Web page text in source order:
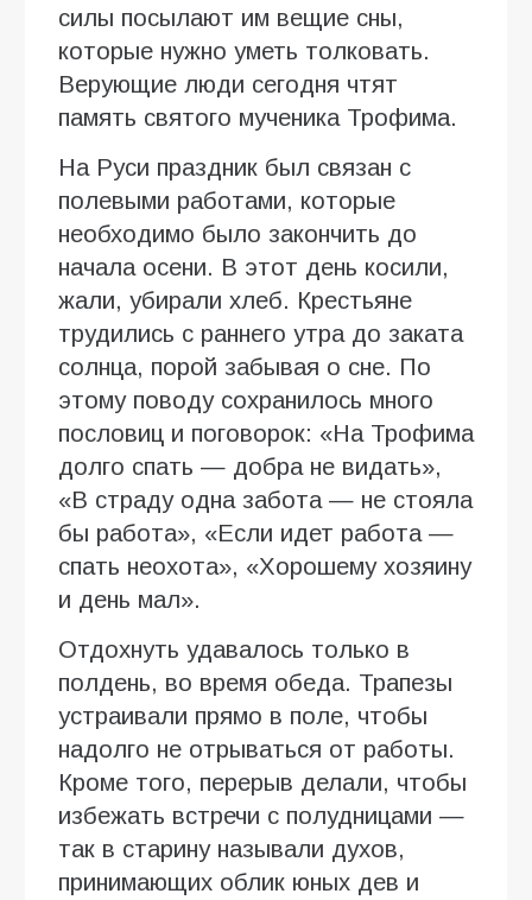
силы посылают им вещие сны,
которые нужно уметь толковать.
Верующие люди сегодня чтят
память святого мученика Трофима.
На Руси праздник был связан с
полевыми работами, которые
необходимо было закончить до
начала осени. В этот день косили,
жали, убирали хлеб. Крестьяне
трудились с раннего утра до заката
солнца, порой забывая о сне. По
этому поводу сохранилось много
пословиц и поговорок: «На Трофима
долго спать — добра не видать»,
«В страду одна забота — не стояла
бы работа», «Если идет работа —
спать неохота», «Хорошему хозяину
и день мал».
Отдохнуть удавалось только в
полдень, во время обеда. Трапезы
устраивали прямо в поле, чтобы
надолго не отрываться от работы.
Кроме того, перерыв делали, чтобы
избежать встречи с полудницами —
так в старину называли духов,
принимающих облик юных дев и